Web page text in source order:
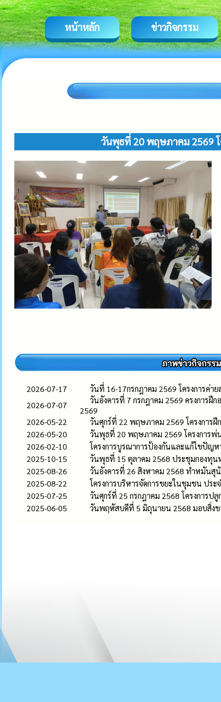
หน้าหลัก ข่าวกิจกรรม
วันพุธที่ 20 พฤษภาคม 2569
2026-07-17
วันที่ 16-17กรกฎาคม 2569 โครงการค่
2026-07-07
วันอังคารที่ 7 กรกฎาคม 2569 ครงการ
2569
2026-05-22
วันศุกร์ที่ 22 พฤษภาคม 2569 โครงการ
2026-05-20
วันพุธที่ 20 พฤษภาคม 2569 โครงการพ่
2026-02-10
โครงการบูรณาการป้องกันและแก้ไขปัญ
2025-10-15
วันพุธที่ 15 ตุลาคม 2568 ประชุมกองทุ
2025-08-26
วันอังคารที่ 26 สิงหาคม 2568 ทำหมันสุ
2025-08-22
โครงการบริหารจัดการขยะในชุมชน ปร
2025-07-25
วันศุกร์ที่ 25 กรกฎาคม 2568 โครงการ
2025-06-05
วันพฤหัสบดีที่ 5 มิถุนายน 2568 มอบสิ่งข